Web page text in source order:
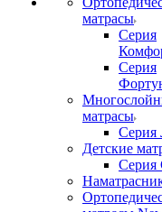
матрасы
Серия
Серия
матрасы
Серия
Детские
Серия